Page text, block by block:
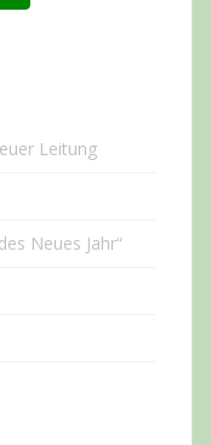
Leitung
Neues Jahr“